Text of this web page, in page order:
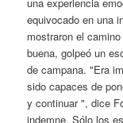
equivocado en una
mostraron el
buena, golpeó un
de campana. "Era
sido capaces de
y continuar ", dice
indemne. Sólo los